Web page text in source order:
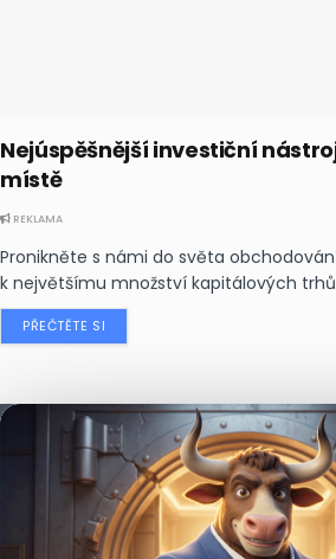
Nejúspěšnější investiční
místě
REKLAMA
Pronikněte s námi do světa
k největšímu množství kapitálových
PŘEČTĚTE SI
Nejčtenějšízprávy